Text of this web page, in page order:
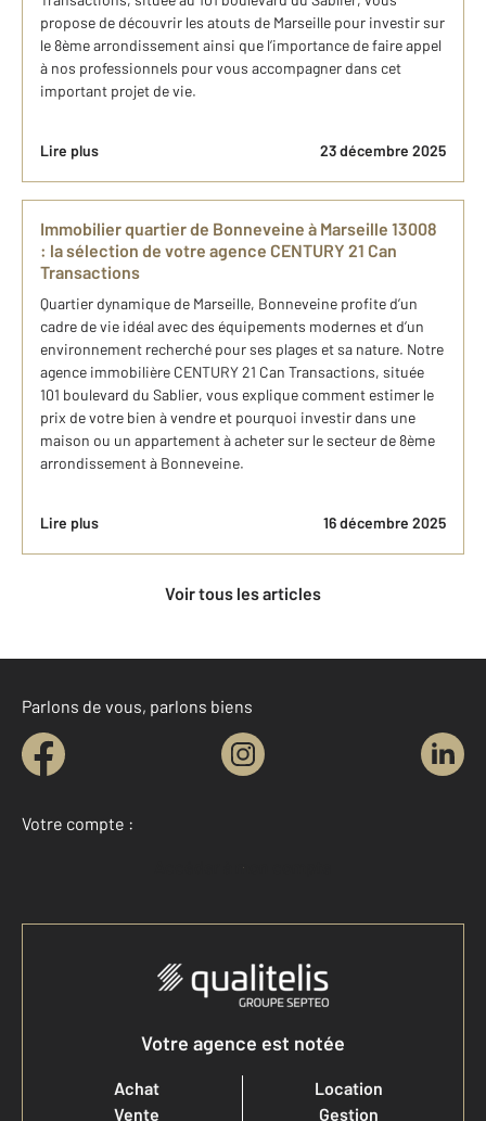
propose de découvrir les atouts de Marseille​ pour investir sur
le 8ème arrondissement ainsi que l’importance de faire appel
à nos professionnels pour vous accompagner dans cet
important projet de vie.
Lire plus 23 décembre 2025
Immobilier quartier de Bonneveine à Marseille 13008 ​
: ​l​a sélection de votre agence CENTURY 21 Can
Transactions
Quartier dynamique de Marseille, Bonneveine profite d’un
cadre de vie idéal avec des équipements modernes et d’un
environnement recherché pour ses plages et sa nature. Notre
agence immobilière CENTURY 21 Can Transactions, située
101 boulevard du Sablier, vous explique comment estimer le
prix de votre bien à vendre et pourquoi investir dans une
maison ou un appartement à acheter sur le secteur de 8ème
arrondissement à Bonneveine.
Lire plus 16 décembre 2025
Voir tous les articles
Parlons de vous, parlons biens
Votre compte :
Accéder à mon compte
Votre agence est notée
Achat
Vente
Location
Gestion